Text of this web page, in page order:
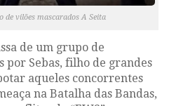
de vilões mascarados A Seita
de um grupo de
por Sebas, filho de grandes
aqueles concorrentes
na Batalha das Bandas,